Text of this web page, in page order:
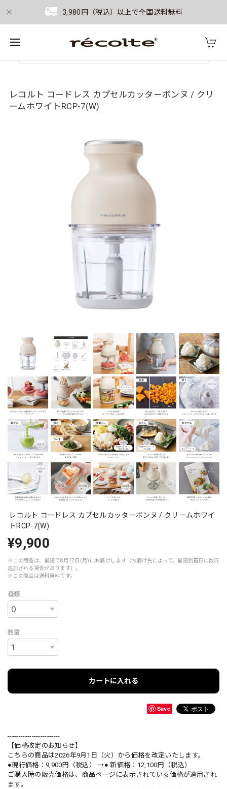
3,980円（税込）以上で全国送料無料
レコルト コードレス カプセルカッターボンヌ / クリ
ームホワイトRCP-7(W)
レコルト コードレス カプセルカッターボンヌ / クリームホワイ
トRCP-7(W)
¥9,900
※この商品は、最短で8月17日(月)にお届けします（お届け先によって、最短到着日に数日
追加される場合があります）。
※この商品は送料無料です。
種類
数量
カートに入れる
Save
------------------------
【価格改定のお知らせ】
こちらの商品は2026年9月1日（火）から価格を改定いたします。
●現行価格：9,900円（税込） →● 新価格：12,100円（税込）
ご購入時の販売価格は、商品ページに表示されている価格が適用され
ます。